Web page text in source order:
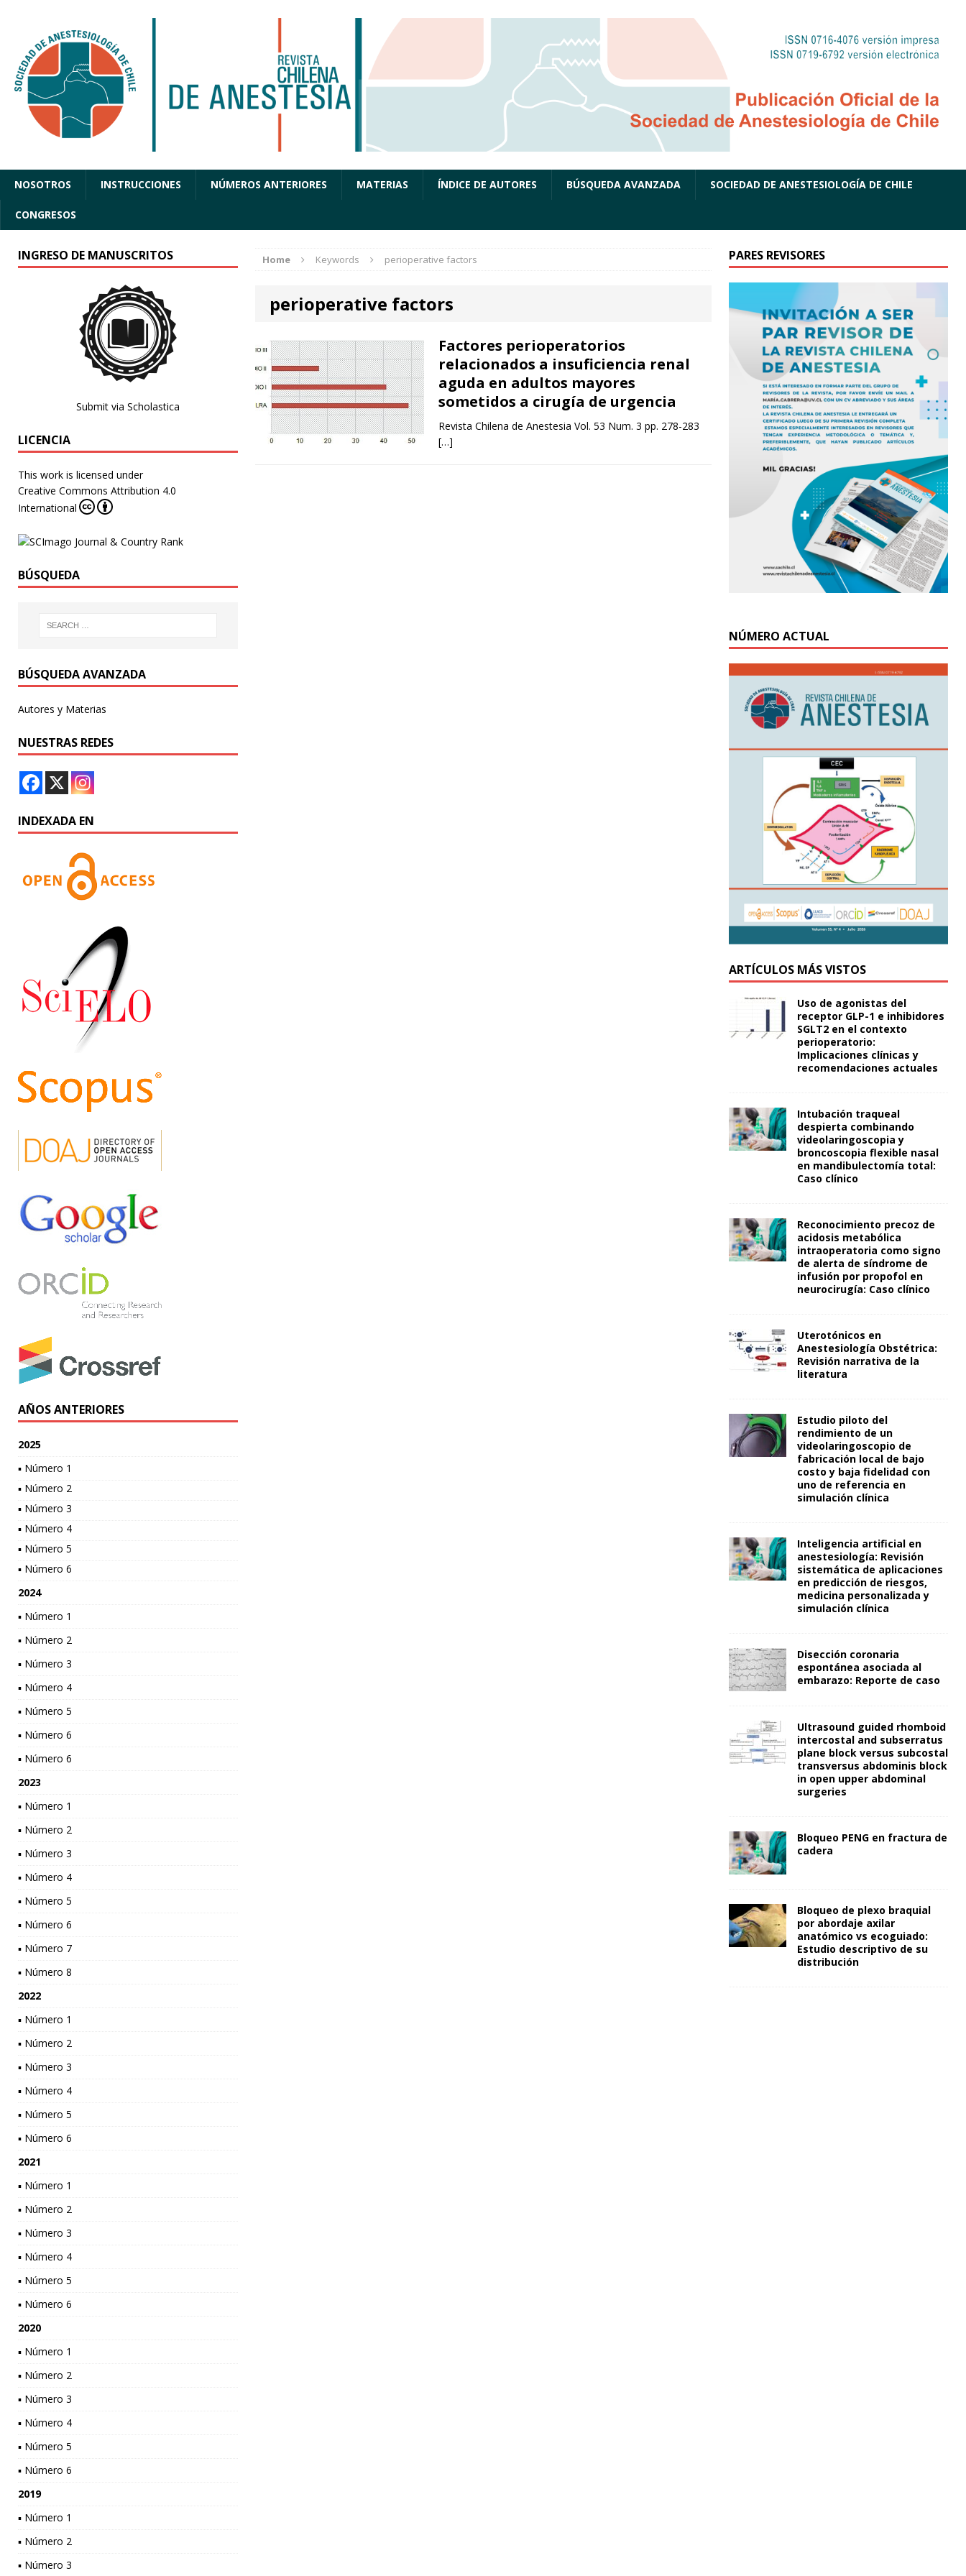
NOSOTROS INSTRUCCIONES NÚMEROS ANTERIORES MATERIAS ÍNDICE DE AUTORES BÚSQUEDA AVANZADA SOCIEDAD DE ANESTESIOLOGÍA DE CHILE
CONGRESOS
Home Keywords perioperative factors
perioperative factors
Factores perioperatorios
relacionados a insuficiencia renal
aguda en adultos mayores
sometidos a cirugía de urgencia
Revista Chilena de Anestesia Vol. 53 Num. 3 pp. 278-283
[…]
INGRESO DE MANUSCRITOS
Submit via Scholastica
LICENCIA
This work is licensed under
Creative Commons Attribution 4.0
International
BÚSQUEDA
BÚSQUEDA AVANZADA
Autores y Materias
NUESTRAS REDES
INDEXADA EN
AÑOS ANTERIORES
2025
▪ Número 1
▪ Número 2
▪ Número 3
▪ Número 4
▪ Número 5
▪ Número 6
2024
▪ Número 1
▪ Número 2
▪ Número 3
▪ Número 4
▪ Número 5
▪ Número 6
▪ Número 6
2023
▪ Número 1
▪ Número 2
▪ Número 3
▪ Número 4
▪ Número 5
▪ Número 6
▪ Número 7
▪ Número 8
2022
▪ Número 1
▪ Número 2
▪ Número 3
▪ Número 4
▪ Número 5
▪ Número 6
2021
▪ Número 1
▪ Número 2
▪ Número 3
▪ Número 4
▪ Número 5
▪ Número 6
2020
▪ Número 1
▪ Número 2
▪ Número 3
▪ Número 4
▪ Número 5
▪ Número 6
2019
▪ Número 1
▪ Número 2
▪ Número 3
PARES REVISORES
NÚMERO ACTUAL
ARTÍCULOS MÁS VISTOS
Uso de agonistas del
receptor GLP-1 e inhibidores
SGLT2 en el contexto
perioperatorio:
Implicaciones clínicas y
recomendaciones actuales
Intubación traqueal
despierta combinando
videolaringoscopia y
broncoscopia flexible nasal
en mandibulectomía total:
Caso clínico
Reconocimiento precoz de
acidosis metabólica
intraoperatoria como signo
de alerta de síndrome de
infusión por propofol en
neurocirugía: Caso clínico
Uterotónicos en
Anestesiología Obstétrica:
Revisión narrativa de la
literatura
Estudio piloto del
rendimiento de un
videolaringoscopio de
fabricación local de bajo
costo y baja fidelidad con
uno de referencia en
simulación clínica
Inteligencia artificial en
anestesiología: Revisión
sistemática de aplicaciones
en predicción de riesgos,
medicina personalizada y
simulación clínica
Disección coronaria
espontánea asociada al
embarazo: Reporte de caso
Ultrasound guided rhomboid
intercostal and subserratus
plane block versus subcostal
transversus abdominis block
in open upper abdominal
surgeries
Bloqueo PENG en fractura de
cadera
Bloqueo de plexo braquial
por abordaje axilar
anatómico vs ecoguiado:
Estudio descriptivo de su
distribución